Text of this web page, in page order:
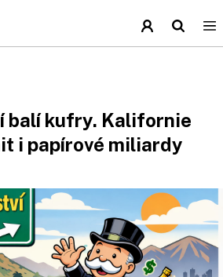
balí kufry. Kalifornie
i papírové miliardy